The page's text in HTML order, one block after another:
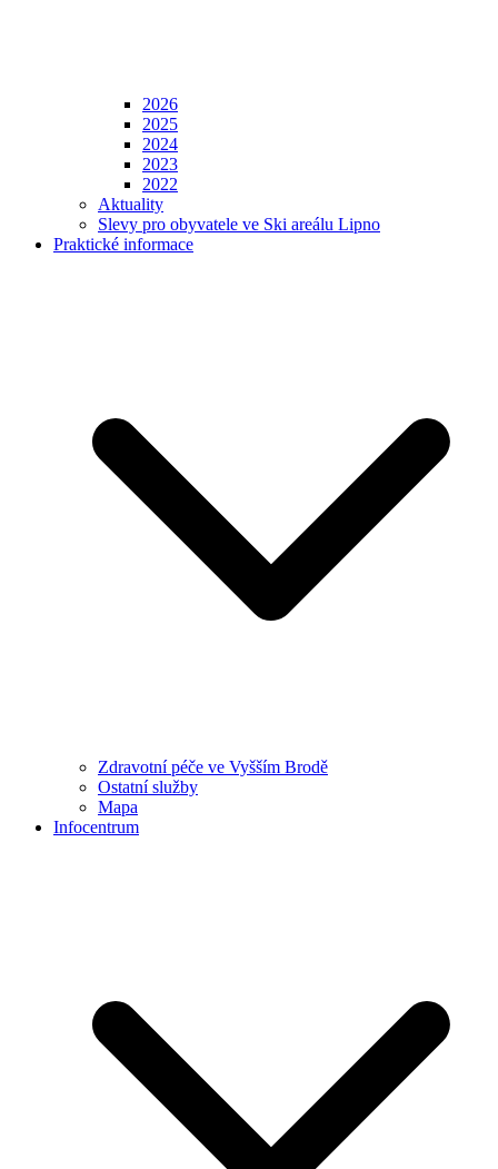
2026
2025
2024
2023
2022
Aktuality
Slevy pro obyvatele ve Ski areálu Lipno
Praktické informace
Zdravotní péče ve Vyšším Brodě
Ostatní služby
Mapa
Infocentrum